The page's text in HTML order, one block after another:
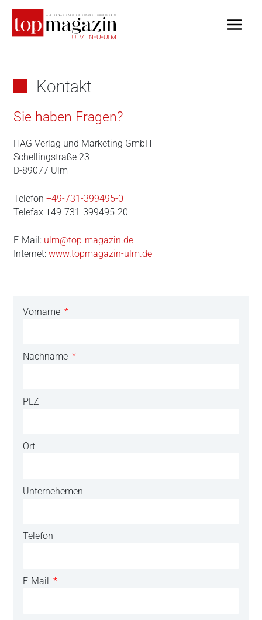
Inhalt
springen
Kontakt
Sie haben Fragen?
HAG Verlag und Marketing GmbH
Schellingstraße 23
D-89077 Ulm
Telefon+49-731-399495-0
Telefax +49-731-399495-20
E-Mail: ulm@top-magazin.de
Internet:www.topmagazin-ulm.de
Vorname
Nachname
PLZ
Ort
Unternehemen
Telefon
E-Mail